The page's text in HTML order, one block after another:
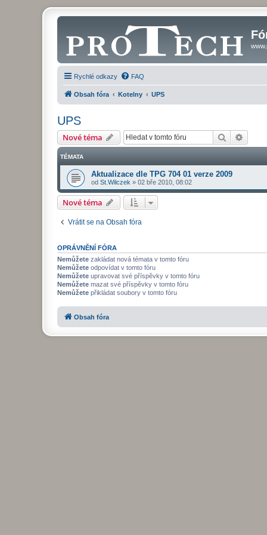
Rychlé odkazy FAQ
Obsah fóra Kotelny UPS
UPS
Nové téma Hledat
TÉMATA
Aktualizace dle TPG 704 01 verze 2009
od St.Wilczek » 02 bře 2010, 08:02
Nové téma
Vrátit se na Obsah fóra
OPRÁVNĚNÍ FÓRA
Nemůžete zakládat nová témata v tomto fóru
Nemůžete odpovídat v tomto fóru
Nemůžete upravovat své příspěvky v tomto fóru
Nemůžete mazat své příspěvky v tomto fóru
Nemůžete přikládat soubory v tomto fóru
Obsah fóra